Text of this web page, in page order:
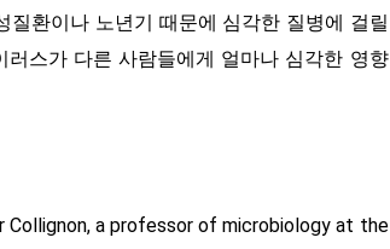
환이나 노년기 때문에 심각한 질병에 걸릴
스가 다른 사람들에게 얼마나 심각한 영향
a professor of microbiology at the